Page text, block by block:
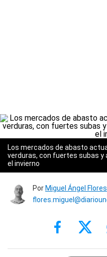
Los mercados de abasto
verduras, con fuertes subas y
el invierno
Por Miguel Ángel Flores